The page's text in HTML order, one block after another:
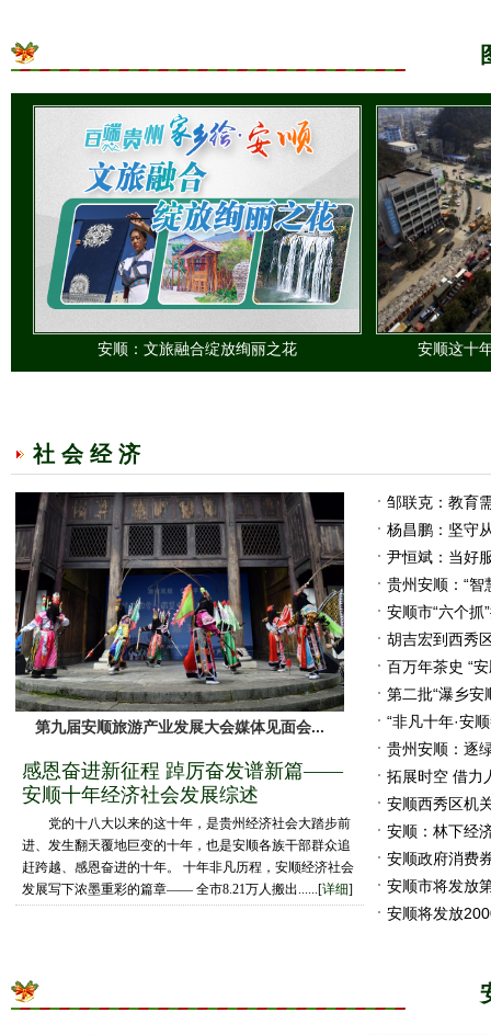
安顺：文旅融合绽放绚丽之花 安顺这十
社 会 经 济
第九届安顺旅游产业发展大会媒体见面会...
感恩奋进新征程 踔厉奋发谱新篇——
安顺十年经济社会发展综述
党的十八大以来的这十年，是贵州经济社会大踏步前
进、发生翻天覆地巨变的十年，也是安顺各族干部群众追
赶跨越、感恩奋进的十年。 十年非凡历程，安顺经济社会
发展写下浓墨重彩的篇章—— 全市8.21万人搬出......[详细]
邹联克：教育
杨昌鹏：坚守
尹恒斌：当好
贵州安顺：“智
安顺市“六个抓
胡吉宏到西秀
百万年茶史 “
第二批“瀑乡安
“非凡十年·安
贵州安顺：逐
拓展时空 借力
安顺西秀区机
安顺：林下经
安顺政府消费
安顺市将发放
安顺将发放